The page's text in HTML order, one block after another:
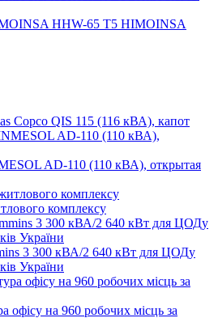
HHW-65 T5 HIMOINSA
Copco QIS 115 (116 кВА), капот
AD-110 (110 кВА), открытая
комплексу
3 300 кВА/2 640 кВт для ЦОДу
України
офісу на 960 робочих місць за